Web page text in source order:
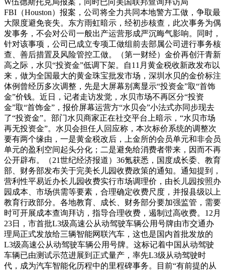
FBI（Houston）报案，公司将全力共同本地警方工做，争取最
大限度避免丧失。东方雨虹暗示，经初步核查，此次事务为偶
发事务，不会对公司一般出产运营形成严沉晦气影响。同时，
针对该事项，公司已成立专项工做组前去部属公司进行事务核
查、善后措置及风险管控工做。（第一财经）金价再创汗青新
高之际，水贝“投资金”低调下架。自11月黄金税收新政发布以
来，做为全国最大的黄金珠宝批发市场，深圳水贝的金价标注
体例曾经历多次调整，先是大屏幕别离显示“投资金”取“首饰
金”价钱。近日，记者走访发觉，水贝市场不再区分“投资
金”取“首饰金”，报价屏幕运营方“水贝会”小法式亦同步现去
了“投资金”。部门水贝商家正在社交平台上暗示，“水贝市场
再无投资金”。水贝会担任人回应称，本次标价系统的调整次
要有两个缘由，一是黄金税改后，上金所的会员单元和非会员
单元的盈利空间起头分化；二是避免给消费者带来，因而不再
公开辟布。（21世纪经济报道）36氪获悉，国度成长委、教育
部、财务部发布关于完美长儿园收费政策的通知。通知提到，
营利性平易近办长儿园收费实行市场调理价，由长儿园按照办
园成本、市场供需等要素，合理确定收费尺度，并报县级以上
教育行政部分。各地教育、成长、财务部分要加强监管，需要
时可开展成本查询拜访，指导合理收费，遏制过高收费。12月
23日，市首批L3级高速公从动驾驶车辆公用号牌由市交通办
理局正式发放给三辆智能网联汽车，这也是国内首批发放的
L3级高速公从动驾驶车辆公用号牌。这标记着中国从动驾驶
车辆已由测试示范进展到正式量产，率先L3级从动驾驶时
代，成为汽车智能化历程中的里程碑事务。目前“有前提的从